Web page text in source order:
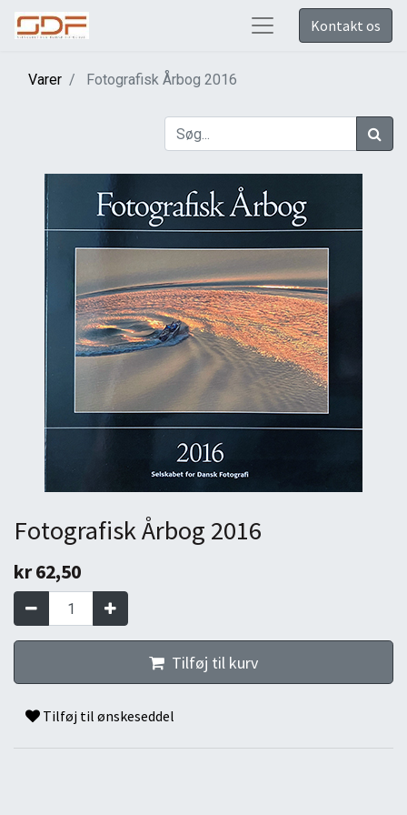
Kontakt os
Varer Fotografisk Årbog 2016
Fotografisk Årbog 2016
kr62,50
Tilføj til kurv
Tilføj til ønskeseddel